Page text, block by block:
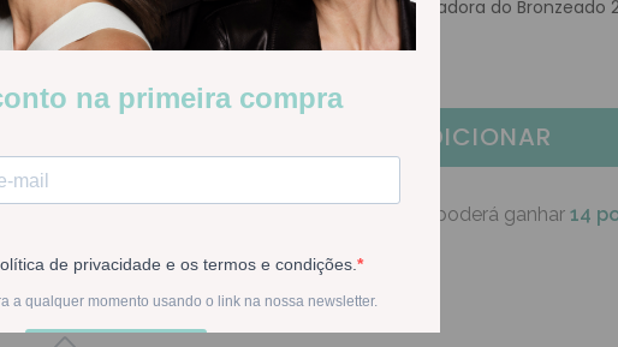
Piz Buin After Sun Loção Intensificadora do Bronzeado
ADICIONAR
Na compra deste produto poderá ganhar 14